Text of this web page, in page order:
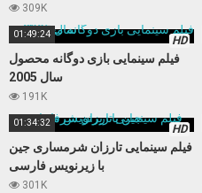
309K
HD
01:49:24
فیلم سینمایی بازی دوگانه محصول
سال 2005
191K
HD
01:34:32
فیلم سینمایی تارزان شرمساری جین
با زیرنویس فارسی
301K